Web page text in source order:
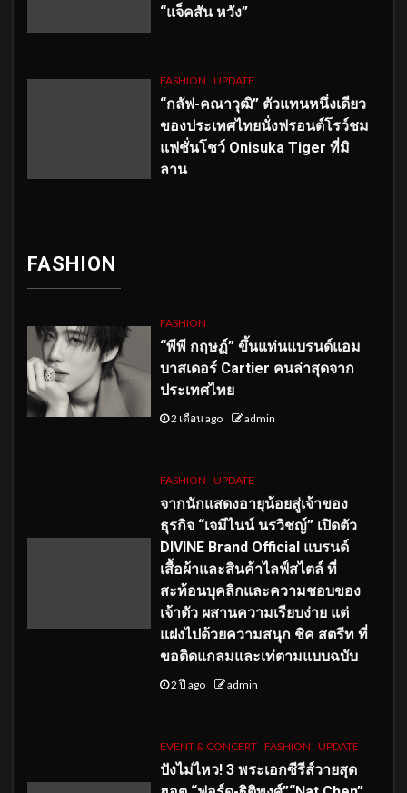
“แจ็คสัน หวัง”
FASHION UPDATE
“กลัฟ-คณาวุฒิ” ตัวแทนหนึ่งเดียว
ของประเทศไทยนั่งฟรอนต์โรว์ชม
แฟชั่นโชว์ Onisuka Tiger ที่มิ
ลาน
FASHION
FASHION
“พีพี กฤษฏ์” ขึ้นแท่นแบรนด์แอม
บาสเดอร์ Cartier คนล่าสุดจาก
ประเทศไทย
2 เดือน ago admin
FASHION UPDATE
จากนักแสดงอายุน้อยสู่เจ้าของ
ธุรกิจ “เจมีไนน์ นรวิชญ์” เปิดตัว
DIVINE Brand Official แบรนด์
เสื้อผ้าและสินค้าไลฟ์สไตล์ ที่
สะท้อนบุคลิกและความชอบของ
เจ้าตัว ผสานความเรียบง่าย แต่
แฝงไปด้วยความสนุก ชิค สตรีท ที่
ขอติดแกลมและเท่ตามแบบฉบับ
2 ปี ago admin
EVENT & CONCERT FASHION UPDATE
ปังไม่ไหว! 3 พระเอกซีรีส์วายสุด